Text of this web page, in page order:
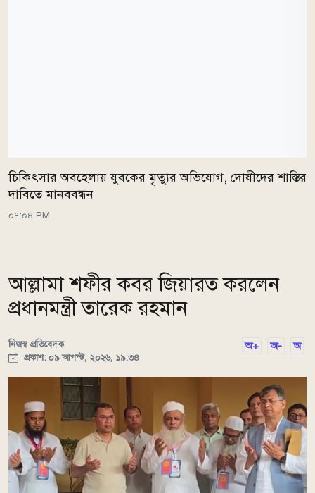
চিকিৎসার অবহেলায় যুবকের মৃত্যুর অভিযোগ, দোষীদের শাস্তির
দাবিতে মানববন্ধন
০৭:০৪ PM
আল্লামা শফীর কবর জিয়ারত করলেন
প্রধানমন্ত্রী তারেক রহমান
নিজস্ব প্রতিবেদক
প্রকাশ: ০৯ আগস্ট, ২০২৬, ১৯:৩৪
অ+ অ- অ